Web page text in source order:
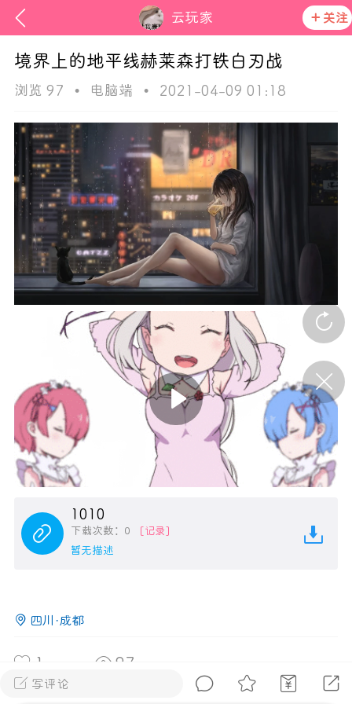
云玩家 关注
元猫
资讯
区发布非法内容 发现立即永久封号
官方公告
177
隐藏 0
P站美图推荐——透视装特辑（二）
写评论
境界上的地平线赫莱森打铁白刃战
浏览 97 • 电脑端 • 2021-04-09 01:18
1010
下载次数：0
[记录]
暂无描述
四川·成都
1 97